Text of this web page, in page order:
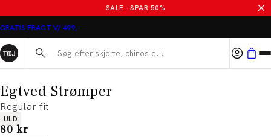
SALE - SPAR 50%
GRATIS FRAGT V/ 499,-
Søg her...
Egtved Strømper
Regular fit
Produkt egenskaber
ULD
I alt (inkl. rabat)
80 kr